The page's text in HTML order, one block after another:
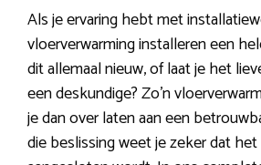
Als je ervaring hebt met
vloerverwarming installeren een
dit allemaal nieuw, of laat je het
een deskundige? Zo’n
je dan over laten aan een
die beslissing weet je zeker dat